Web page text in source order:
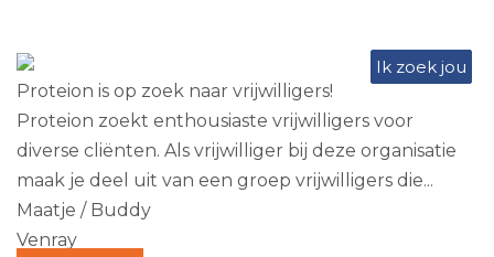
Ik zoek jou
Proteion is op zoek naar vrijwilligers!
Proteion zoekt enthousiaste vrijwilligers voor
diverse cliënten. Als vrijwilliger bij deze organisatie
maak je deel uit van een groep vrijwilligers die...
Maatje / Buddy
Venray